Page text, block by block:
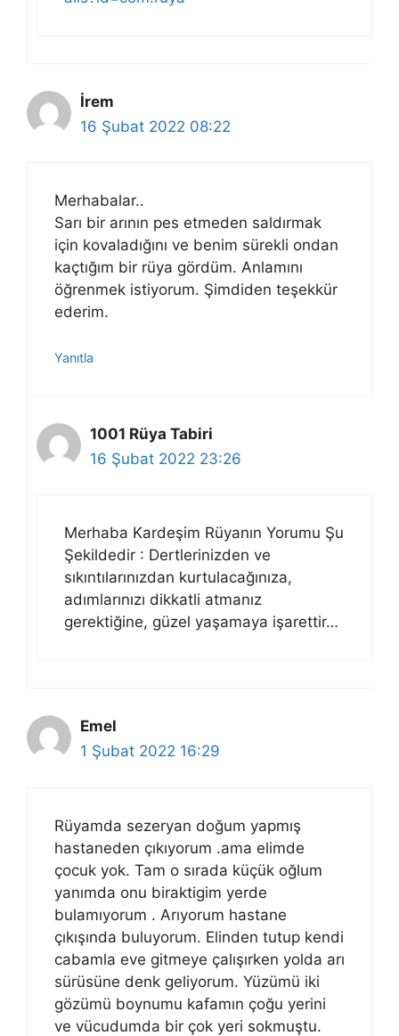
İrem
16 Şubat 2022 08:22
Merhabalar..
Sarı bir arının pes etmeden saldırmak
için kovaladığını ve benim sürekli ondan
kaçtığım bir rüya gördüm. Anlamını
öğrenmek istiyorum. Şimdiden teşekkür
ederim.
Yanıtla
1001 Rüya Tabiri
16 Şubat 2022 23:26
Merhaba Kardeşim Rüyanın Yorumu Şu
Şekildedir : Dertlerinizden ve
sıkıntılarınızdan kurtulacağınıza,
adımlarınızı dikkatli atmanız
gerektiğine, güzel yaşamaya işarettir…
Emel
1 Şubat 2022 16:29
Rüyamda sezeryan doğum yapmış
hastaneden çıkıyorum .ama elimde
çocuk yok. Tam o sırada küçük oğlum
yanımda onu biraktigim yerde
bulamıyorum . Arıyorum hastane
çıkışında buluyorum. Elinden tutup kendi
cabamla eve gitmeye çalışırken yolda arı
sürüsüne denk geliyorum. Yüzümü iki
gözümü boynumu kafamın çoğu yerini
ve vücudumda bir çok yeri sokmuştu.